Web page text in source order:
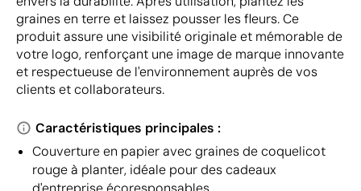
graines en terre et laissez pousser les fleurs. Ce
produit assure une visibilité originale et mémorable de
votre logo, renforçant une image de marque innovante
et respectueuse de l'environnement auprès de vos
clients et collaborateurs.
Caractéristiques principales :
Couverture en papier avec graines de coquelicot
rouge à planter, idéale pour des cadeaux